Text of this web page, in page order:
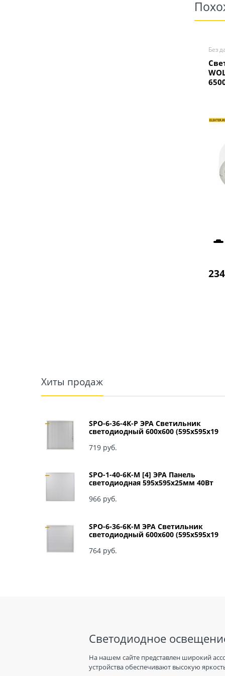
Без
234
Хиты продаж
SPO-6-36-4K-P ЭРА Светильник
светодиодный 600х600 (595x595x19
Призма Б0039057
719 руб.
SPO-1-40-6K-M [4] ЭРА Панель
светодиодная 595x595x25мм 40Вт
966 руб.
SPO-6-36-6K-M ЭРА Светильник
светодиодный 600х600 (595x595x19
Матовый Б0039318
764 руб.
Светодиодное
На нашем сайте представлен широкий
устройства обеспечивают высокую